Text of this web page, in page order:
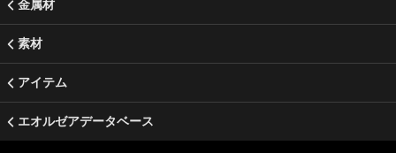
金属材
素材
アイテム
エオルゼアデータベース